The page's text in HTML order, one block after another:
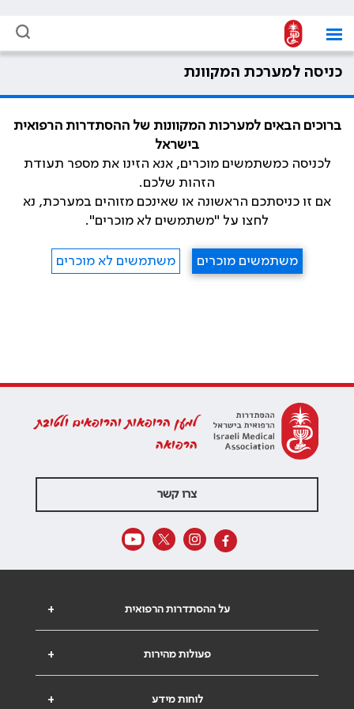
כניסה למערכת המקוונת
ברוכים הבאים למערכות המקוונות של ההסתדרות הרפואית
בישראל
לכניסה כמשתמשים מוכרים, אנא הזינו את מספר תעודת
הזהות שלכם.
אם זו כניסתכם הראשונה או שאינכם מזוהים במערכת, נא
לחצו על "משתמשים לא מוכרים".
משתמשים מוכרים משתמשים לא מוכרים
למען הרופאות והרופאים ולטובת
הרפואה
צרו קשר
+ על ההסתדרות הרפואית
+ פעולות מהירות
+ לוחות מידע